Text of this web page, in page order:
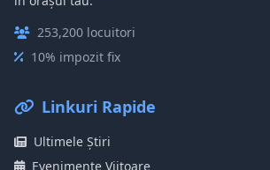
253,200 locuitori
10% impozit fix
Linkuri Rapide
Ultimele Știri
Evenimente Viitoare